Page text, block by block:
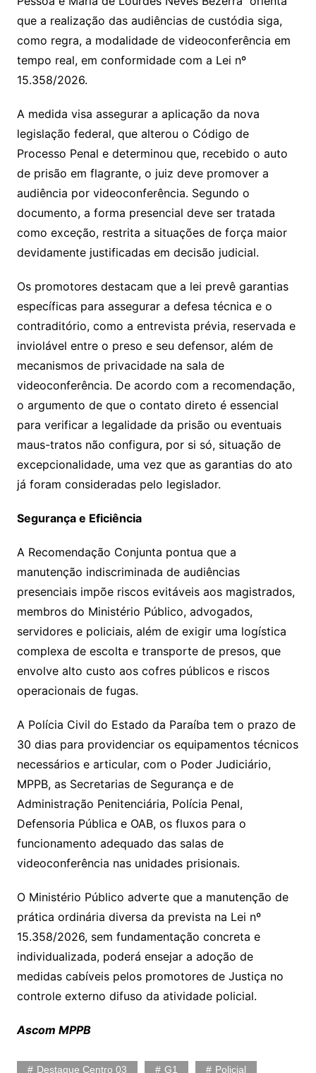
que a realização das audiências de custódia siga,
como regra, a modalidade de videoconferência em
tempo real, em conformidade com a Lei nº
15.358/2026.
A medida visa assegurar a aplicação da nova
legislação federal, que alterou o Código de
Processo Penal e determinou que, recebido o auto
de prisão em flagrante, o juiz deve promover a
audiência por videoconferência. Segundo o
documento, a forma presencial deve ser tratada
como exceção, restrita a situações de força maior
devidamente justificadas em decisão judicial.
Os promotores destacam que a lei prevê garantias
específicas para assegurar a defesa técnica e o
contraditório, como a entrevista prévia, reservada e
inviolável entre o preso e seu defensor, além de
mecanismos de privacidade na sala de
videoconferência. De acordo com a recomendação,
o argumento de que o contato direto é essencial
para verificar a legalidade da prisão ou eventuais
maus-tratos não configura, por si só, situação de
excepcionalidade, uma vez que as garantias do ato
já foram consideradas pelo legislador.
Segurança e Eficiência
A Recomendação Conjunta pontua que a
manutenção indiscriminada de audiências
presenciais impõe riscos evitáveis aos magistrados,
membros do Ministério Público, advogados,
servidores e policiais, além de exigir uma logística
complexa de escolta e transporte de presos, que
envolve alto custo aos cofres públicos e riscos
operacionais de fugas.
A Polícia Civil do Estado da Paraíba tem o prazo de
30 dias para providenciar os equipamentos técnicos
necessários e articular, com o Poder Judiciário,
MPPB, as Secretarias de Segurança e de
Administração Penitenciária, Polícia Penal,
Defensoria Pública e OAB, os fluxos para o
funcionamento adequado das salas de
videoconferência nas unidades prisionais.
O Ministério Público adverte que a manutenção de
prática ordinária diversa da prevista na Lei nº
15.358/2026, sem fundamentação concreta e
individualizada, poderá ensejar a adoção de
medidas cabíveis pelos promotores de Justiça no
controle externo difuso da atividade policial.
Ascom MPPB
Destaque Centro 03 G1 Policial